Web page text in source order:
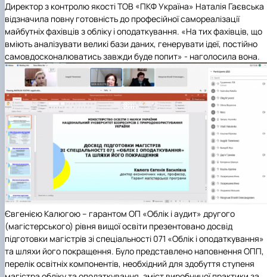
Директор з контролю якості ТОВ «ПКФ Україна» Наталія Гаєвська
відзначила повну готовність до професійної самореалізації
майбутніх фахівців з обліку і оподаткування. «На тих фахівців, що
вміють аналізувати великі бази даних, генерувати ідеї, постійно
самовдосконалюватись завжди буде попит» - наголосила вона.
Євгенією Калюгою – гарантом ОП «Облік і аудит» другого
(магістерського) рівня вищої освіти презентовано досвід
підготовки магістрів зі спеціальності 071 «Облік і оподаткування»
та шляхи його покращення. Було представлено наповнення ОПП,
перелік освітніх компонентів, необхідний для здобуття ступеня